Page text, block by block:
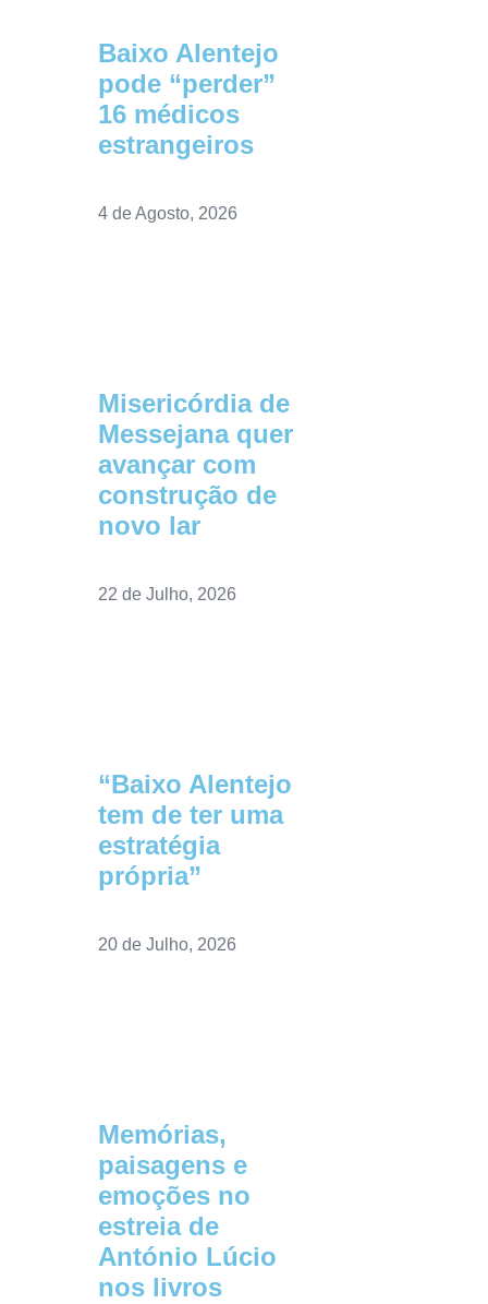
Baixo Alentejo
pode “perder”
16 médicos
estrangeiros
4 de Agosto, 2026
Misericórdia de
Messejana quer
avançar com
construção de
novo lar
22 de Julho, 2026
“Baixo Alentejo
tem de ter uma
estratégia
própria”
20 de Julho, 2026
Memórias,
paisagens e
emoções no
estreia de
António Lúcio
nos livros